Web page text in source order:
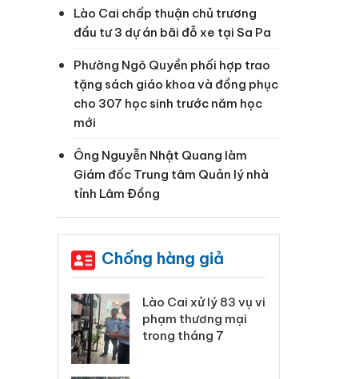
Lào Cai chấp thuận chủ trương
đầu tư 3 dự án bãi đỗ xe tại Sa Pa
Phường Ngô Quyền phối hợp trao
tặng sách giáo khoa và đồng phục
cho 307 học sinh trước năm học
mới
Ông Nguyễn Nhật Quang làm
Giám đốc Trung tâm Quản lý nhà
tỉnh Lâm Đồng
Chống hàng giả
Công an Thanh Hóa
tìm bị hại trong vụ
án sản xuất, buôn